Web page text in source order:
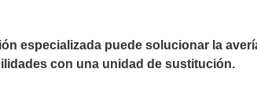
especializada puede solucionar la
con una unidad de sustitución.